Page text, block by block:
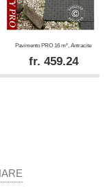
Pavimento PRO 16 m², Antracite
fr. 459.24